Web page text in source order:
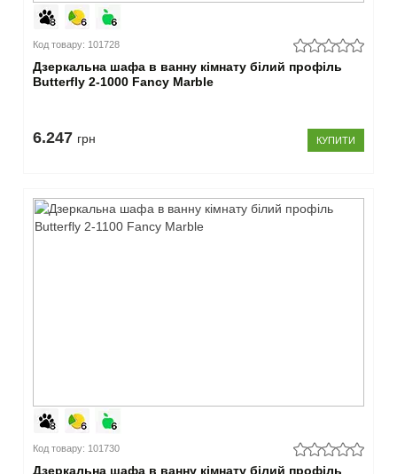
Код товару: 101728
Дзеркальна шафа в ванну кімнату білий профіль
Butterfly 2-1000 Fancy Marble
6.247 грн КУПИТИ
Код товару: 101730
Дзеркальна шафа в ванну кімнату білий профіль